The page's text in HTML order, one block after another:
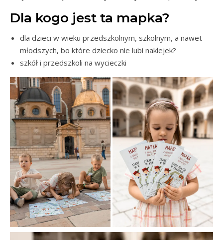
Dla kogo jest ta mapka?
dla dzieci w wieku przedszkolnym, szkolnym, a nawet
młodszych, bo które dziecko nie lubi naklejek?
szkół i przedszkoli na wycieczki